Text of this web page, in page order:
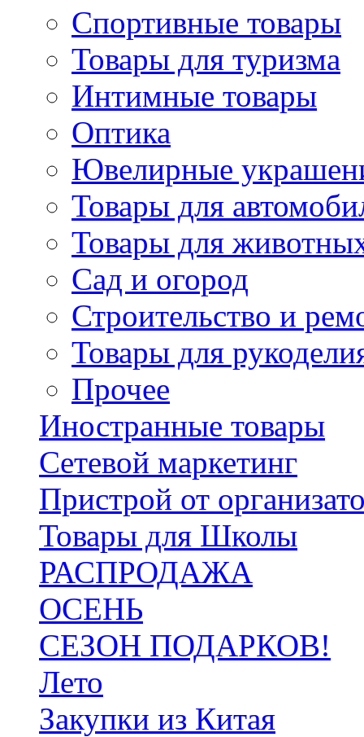
Спортивные товары
Товары для туризма
Интимные товары
Оптика
Ювелирные
Товары для
Товары для
Сад и огород
Строительство и
Товары для
Прочее
Иностранные товары
Сетевой маркетинг
Пристрой от
Товары для Школы
РАСПРОДАЖА
ОСЕНЬ
СЕЗОН ПОДАРКОВ!
Лето
Закупки из Китая